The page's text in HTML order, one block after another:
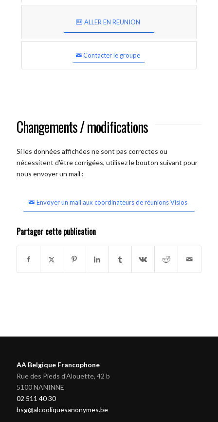
ALLER EN REUNION
Contacter le groupe
Changements / modifications
Si les données affichées ne sont pas correctes ou
nécessitent d'être corrigées, utilisez le bouton suivant pour
nous envoyer un mail :
Envoyer un mail aux coordinateurs de réunions Visios
Partager cette publication
AA Belgique Francophone
Rue des Pieds d'Alouette, 42 b
5100 NANINNE
02 511 40 30
bsg@alcooliquesanonymes.be